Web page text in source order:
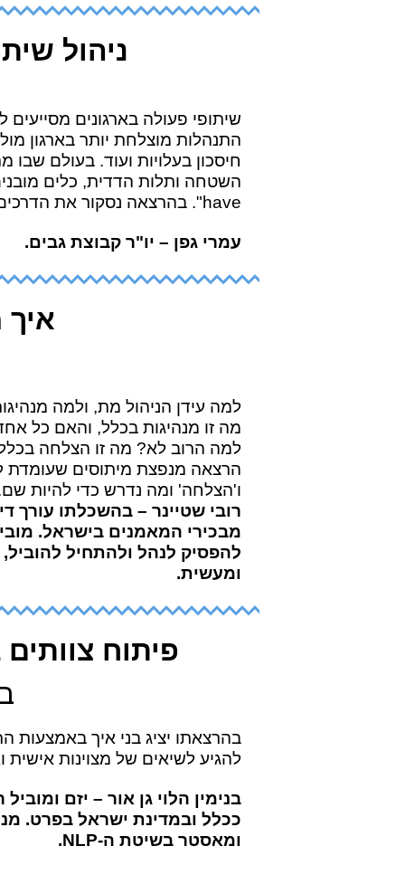
ניהול
שיתופי פעולה בארגונים
התנהלות מוצלחת יותר בארגון
חיסכון בעלויות ועוד. בעולם
have". בהרצאה נסקור את הדרכים להגיע לשיתופי פעולה.
עמרי גפן – יו"ר קבוצת גבים.
איך
למה עידן הניהול מת, ולמה
מה זו מנהיגות בכלל, והאם כל
למה הרוב לא? מה זו הצלחה
הרצאה מנפצת מיתוסים שעומדת
ו'הצלחה' ומה נדרש כדי להיות
מבכירי המאמנים בישראל.
להפסיק לנהל ולהתחיל
ומעשית.
פיתוח
בהרצאתו יציג בני איך באמצעות
להגיע לשיאים של מצוינות אישית
בנימין הלוי גן אור – יזם
ככלל ובמדינת ישראל בפרט.
ומאסטר בשיטת ה-NLP.